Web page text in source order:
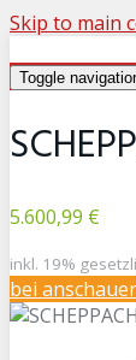
Skip to main
Toggle
5.600,99 €
inkl. 19%
bei